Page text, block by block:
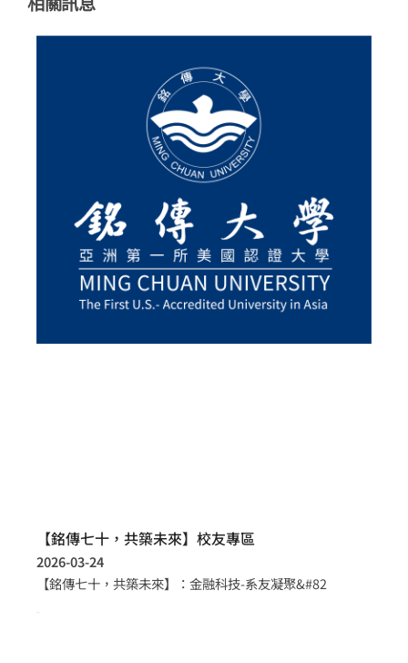
【銘傳七十，共築未來】校友專區
2026-03-24
【銘傳七十，共築未來】：金融科技-系友凝聚&#82